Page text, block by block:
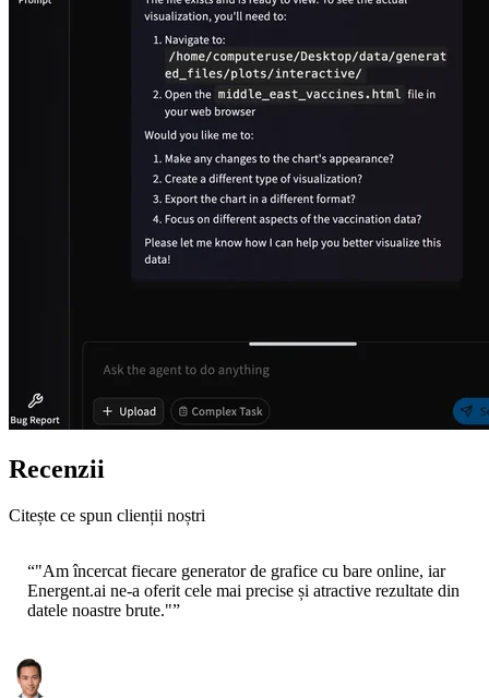
Recenzii
Citește ce spun clienții noștri
“"Am încercat fiecare generator de grafice cu bare online, iar
Energent.ai ne-a oferit cele mai precise și atractive rezultate din
datele noastre brute."”